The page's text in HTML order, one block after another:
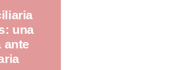
una
ante